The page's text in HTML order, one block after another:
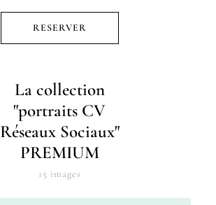
RESERVER
La collection
"portraits CV
Réseaux Sociaux"
PREMIUM
15 images